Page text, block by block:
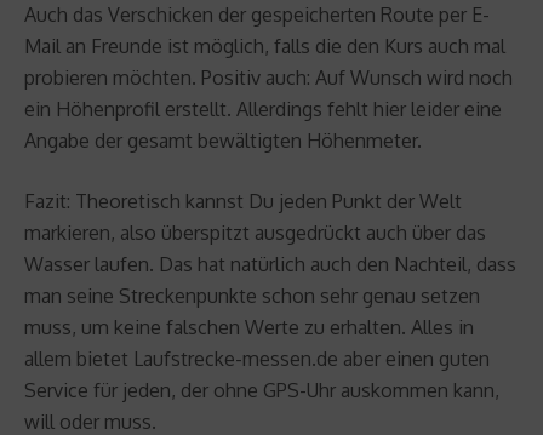
Auch das Verschicken der gespeicherten Route per E-
Mail an Freunde ist möglich, falls die den Kurs auch mal
probieren möchten. Positiv auch: Auf Wunsch wird noch
ein Höhenprofil erstellt. Allerdings fehlt hier leider eine
Angabe der gesamt bewältigten Höhenmeter.
Fazit: Theoretisch kannst Du jeden Punkt der Welt
markieren, also überspitzt ausgedrückt auch über das
Wasser laufen. Das hat natürlich auch den Nachteil, dass
man seine Streckenpunkte schon sehr genau setzen
muss, um keine falschen Werte zu erhalten. Alles in
allem bietet Laufstrecke-messen.de aber einen guten
Service für jeden, der ohne GPS-Uhr auskommen kann,
will oder muss.